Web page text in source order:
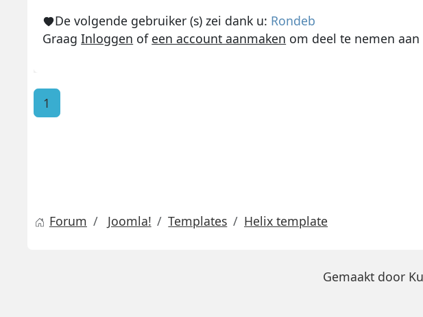
De volgende gebruiker (s) zei dank u: Rondeb
GraagInloggen of een account aanmaken om deel te nemen aan
1
Forum Joomla! Templates Helix template
Gemaakt door